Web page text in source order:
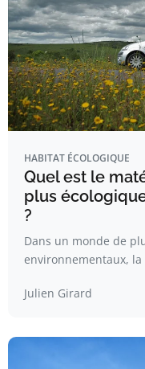
HABITAT ÉCOLOGIQUE
Quel est le
plus
?
Dans un monde de
environnementaux,
Julien Girard